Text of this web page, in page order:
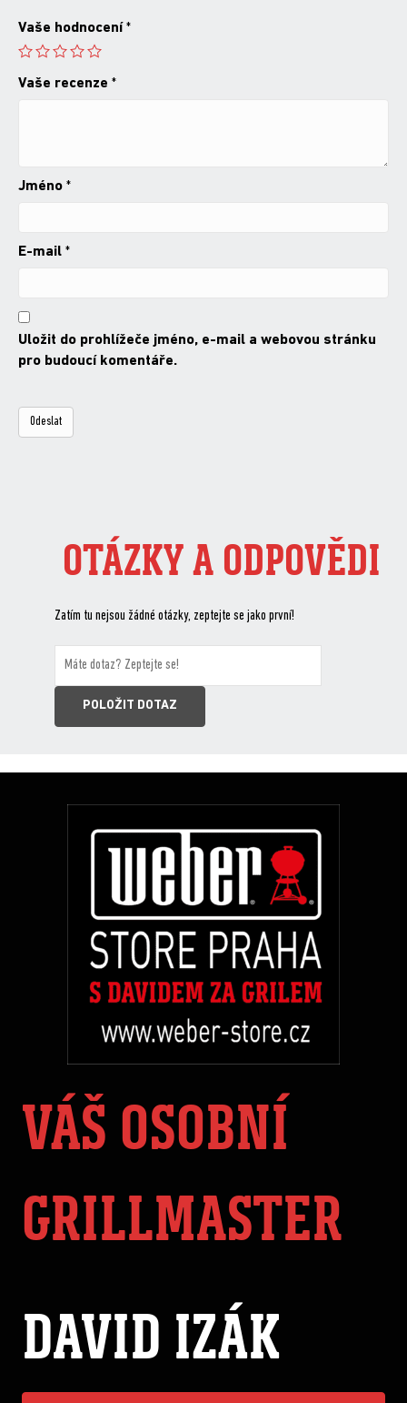
Vaše hodnocení *
Vaše recenze *
Jméno *
E-mail *
Uložit do prohlížeče jméno, e-mail a webovou stránku
pro budoucí komentáře.
OTÁZKY A ODPOVĚDI
Zatím tu nejsou žádné otázky, zeptejte se jako první!
VÁŠ OSOBNÍ
GRILLMASTER
DAVID IZÁK